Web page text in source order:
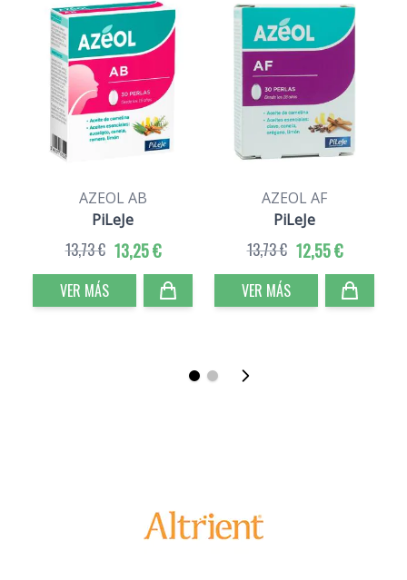
AZEOL AB
PiLeJe
13,25 €
13,73 €
VER MÁS
AZEOL AF
PiLeJe
12,55 €
13,73 €
VER MÁS